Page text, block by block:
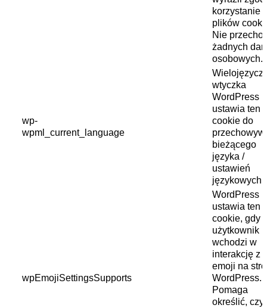
korzystanie z
plików
Nie
żadnych
osobowych.
wp-
wpml_current_language
wtyczka
WordPress
ustawia ten
cookie do
bieżącego
języka /
ustawień
językowych.
wpEmojiSettingsSupports
WordPress
ustawia ten
cookie, gdy
użytkownik
wchodzi w
interakcję z
emoji na
WordPress.
Pomaga
określić, czy